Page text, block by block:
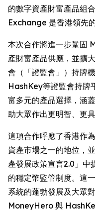
的數字資產財富產品組
Exchange 是香港領先
本次合作將進一步鞏固
產財富產品供應，並擴
會（「證監會」）持牌
HashKey等證監會持牌
富多元的產品選擇，涵
助大眾作出更明智、更
這項合作呼應了香港作
資產市場之一的地位，
產發展政策宣言2.0」中
的穩定幣監管制度。這
系統的蓬勃發展及大眾
MoneyHero 與